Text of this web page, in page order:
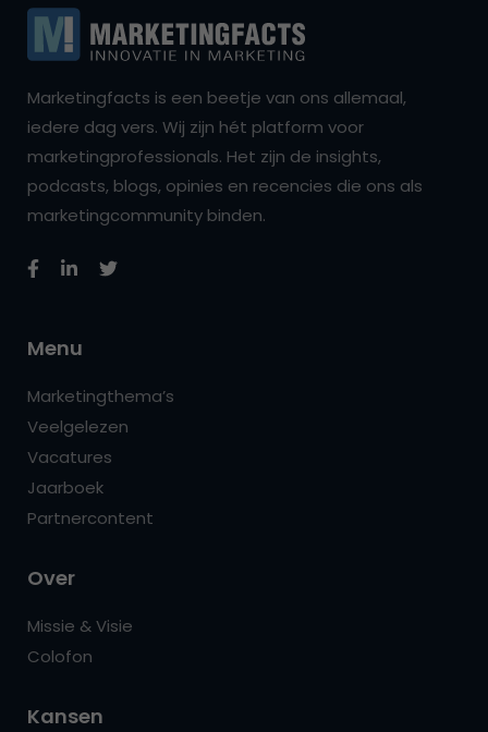
Marketingfacts is een beetje van ons allemaal,
iedere dag vers. Wij zijn hét platform voor
marketingprofessionals. Het zijn de insights,
podcasts, blogs, opinies en recencies die ons als
marketingcommunity binden.
Menu
Marketingthema’s
Veelgelezen
Vacatures
Jaarboek
Partnercontent
Over
Missie & Visie
Colofon
Kansen